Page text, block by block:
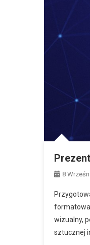
8
wizualny,
sztucznej